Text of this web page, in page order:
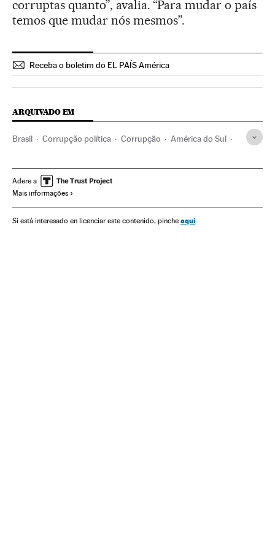
corruptas quanto”, avalia. “Para mudar o país
temos que mudar nós mesmos”.
Receba o boletim do EL PAÍS América
ARQUIVADO EM
Brasil Corrupção política Corrupção América do Sul
Política Sociedade Justiça
Adere a
Mais informações
Si está interesado en licenciar este contenido, pinche aquí